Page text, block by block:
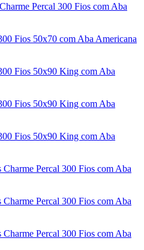
Percal 300 Fios com Aba
Fios 50x70 com Aba Americana
Fios 50x90 King com Aba
Fios 50x90 King com Aba
Fios 50x90 King com Aba
Percal 300 Fios com Aba
Percal 300 Fios com Aba
Percal 300 Fios com Aba